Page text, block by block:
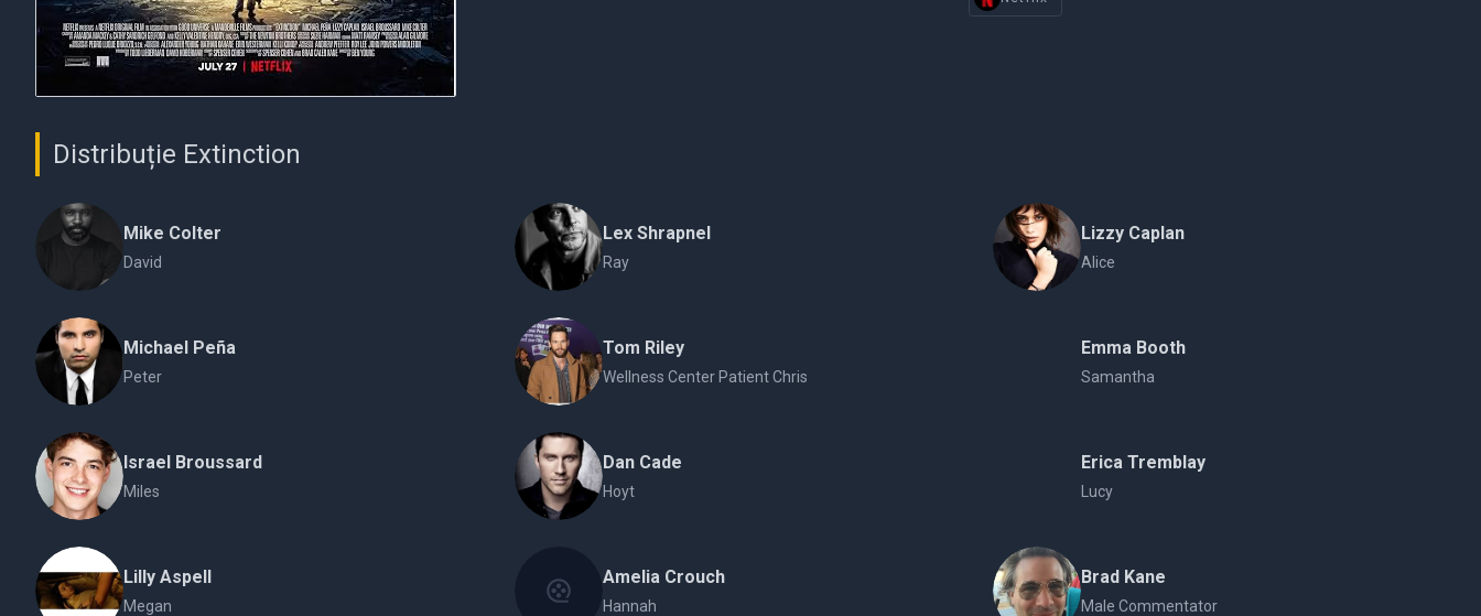
Distribuție Extinction
Mike Colter
David
Lex Shrapnel
Ray
Lizzy Caplan
Alice
Michael Peña
Peter
Tom Riley
Wellness Center Patient Chris
Emma Booth
Samantha
Israel Broussard
Miles
Dan Cade
Hoyt
Erica Tremblay
Lucy
Lilly Aspell
Megan
Amelia Crouch
Hannah
Brad Kane
Male Commentator